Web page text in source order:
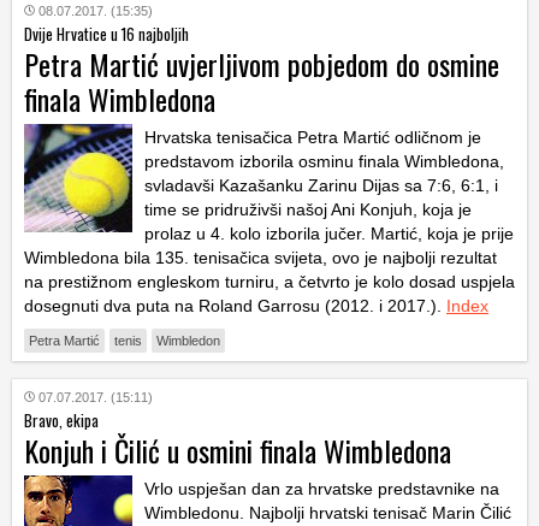
08.07.2017. (15:35)
Dvije Hrvatice u 16 najboljih
Petra Martić uvjerljivom pobjedom do osmine
finala Wimbledona
Hrvatska tenisačica Petra Martić odličnom je
predstavom izborila osminu finala Wimbledona,
svladavši Kazašanku Zarinu Dijas sa 7:6, 6:1, i
time se pridruživši našoj Ani Konjuh, koja je
prolaz u 4. kolo izborila jučer. Martić, koja je prije
Wimbledona bila 135. tenisačica svijeta, ovo je najbolji rezultat
na prestižnom engleskom turniru, a četvrto je kolo dosad uspjela
dosegnuti dva puta na Roland Garrosu (2012. i 2017.). Index
Petra Martić tenis Wimbledon
07.07.2017. (15:11)
Bravo, ekipa
Konjuh i Čilić u osmini finala Wimbledona
Vrlo uspješan dan za hrvatske predstavnike na
Wimbledonu. Najbolji hrvatski tenisač Marin Čilić